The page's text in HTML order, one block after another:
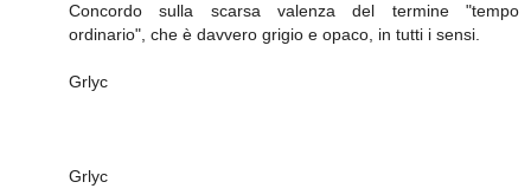
Concordo sulla scarsa valenza del termine "tempo
ordinario", che è davvero grigio e opaco, in tutti i sensi.
Grlyc
Grlyc